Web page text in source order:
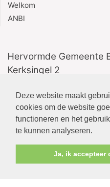
Deze website maakt
cookies om de website
functioneren en het
te kunnen analyseren.
Ja, ik accepteer
Welkom
ANBI
Hervormde Gemeente
Kerksingel 2